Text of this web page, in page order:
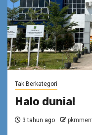
Tak Berkategori
Halo dunia!
3 tahun ago